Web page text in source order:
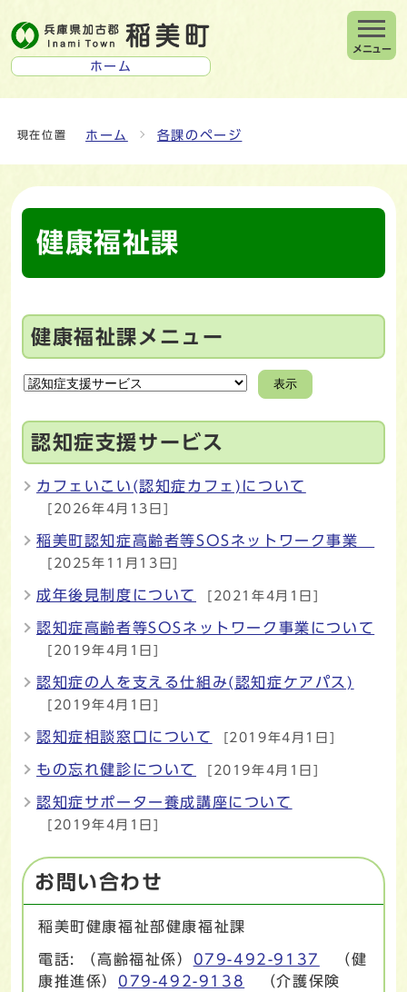
ホーム
メニュー
現在位置 ホーム 各課のページ
健康福祉課
健康福祉課メニュー
表示
認知症支援サービス
カフェいこい(認知症カフェ)について
[2026年4月13日]
稲美町認知症高齢者等SOSネットワーク事業
[2025年11月13日]
成年後見制度について [2021年4月1日]
認知症高齢者等SOSネットワーク事業について
[2019年4月1日]
認知症の人を支える仕組み(認知症ケアパス)
[2019年4月1日]
認知症相談窓口について [2019年4月1日]
もの忘れ健診について [2019年4月1日]
認知症サポーター養成講座について
[2019年4月1日]
お問い合わせ
稲美町健康福祉部健康福祉課
電話: （高齢福祉係） 079-492-9137
（健
康推進係） 079-492-9138
（介護保険